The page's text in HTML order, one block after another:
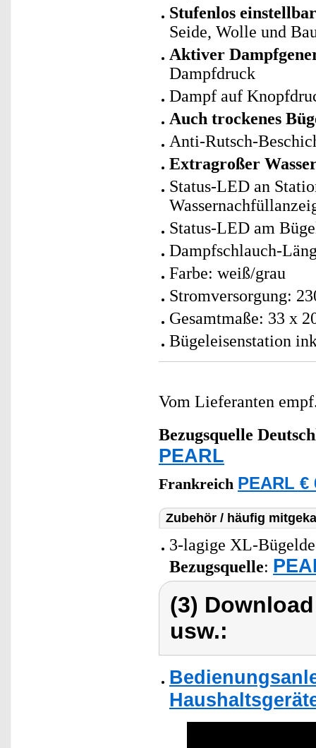
Stufenlos
Seide, Wolle und
Aktiver
Dampfdruck
Dampf auf
Auch trockenes
Anti-Rutsch-
Extragroßer
Status-LED an
Status-LED am
Dampfschlauch-
Farbe: weiß/grau
Stromversorgung:
Gesamtmaße: 33 x
Bügeleisenstation
Vom Lieferanten
Bezugsquelle
PEARL
Frankreich PEARL €
Zubehör / häufig
3-lagige XL-
Bezugsquelle:
(3)
usw.: